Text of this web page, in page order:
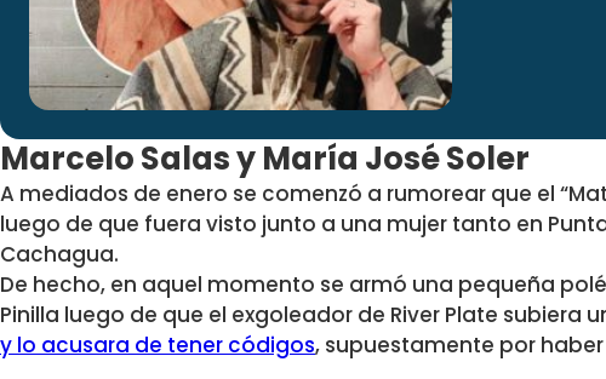
Marcelo Salas y María José Soler
A mediados de enero se comenzó a rumorear que el
luego de que fuera visto junto a una mujer tanto en
Cachagua.
De hecho, en aquel momento se armó una pequeña
Pinilla luego de que el exgoleador de River Plate subiera
y lo acusara de tener códigos, supuestamente por